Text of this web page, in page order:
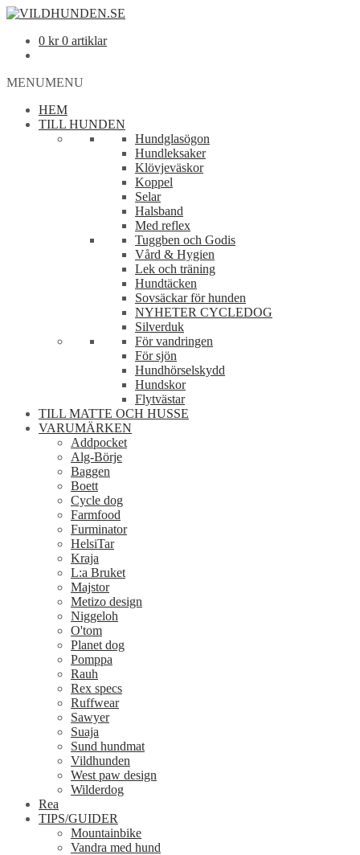
0 kr 0 artiklar
MENUMENU
HEM
TILL HUNDEN
Hundglasögon
Hundleksaker
Klövjeväskor
Koppel
Selar
Halsband
Med reflex
Tuggben och Godis
Vård & Hygien
Lek och träning
Hundtäcken
Sovsäckar för hunden
NYHETER CYCLEDOG
Silverduk
För vandringen
För sjön
Hundhörselskydd
Hundskor
Flytvästar
TILL MATTE OCH HUSSE
VARUMÄRKEN
Addpocket
Alg-Börje
Baggen
Boett
Cycle dog
Farmfood
Furminator
HelsiTar
Kraja
L:a Bruket
Majstor
Metizo design
Niggeloh
O'tom
Planet dog
Pomppa
Rauh
Rex specs
Ruffwear
Sawyer
Suaja
Sund hundmat
Vildhunden
West paw design
Wilderdog
Rea
TIPS/GUIDER
Mountainbike
Vandra med hund